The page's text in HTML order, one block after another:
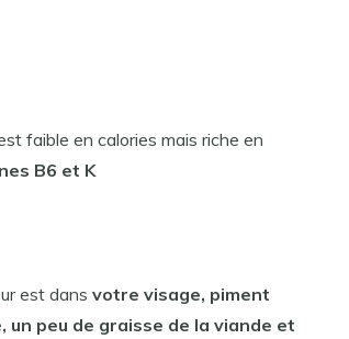
faible en calories mais riche en
B6 et K
est dans votre visage, piment
peu de graisse de la viande et